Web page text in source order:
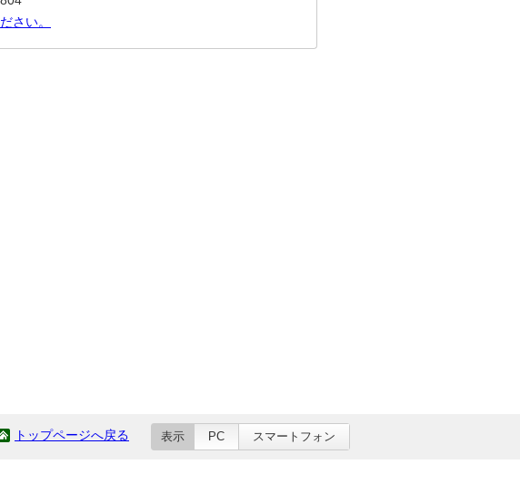
さい。
トップページへ戻る 表示 PC スマートフォン